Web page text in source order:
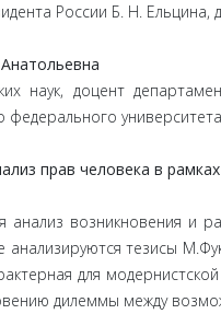
России Б. Н.
наук, доцент
федерального
прав человека в
анализ возникновения и
анализируются тезисы
для
дилеммы между